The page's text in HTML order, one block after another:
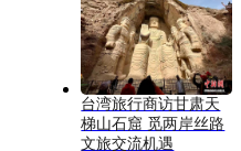
台湾旅行商访甘肃天
梯山石窟 觅两岸丝路
文旅交流机遇